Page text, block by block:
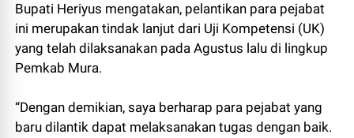
Bupati Heriyus mengatakan, pelantikan para pejabat
ini merupakan tindak lanjut dari Uji Kompetensi (UK)
yang telah dilaksanakan pada Agustus lalu di lingkup
Pemkab Mura.
“Dengan demikian, saya berharap para pejabat yang
baru dilantik dapat melaksanakan tugas dengan baik.